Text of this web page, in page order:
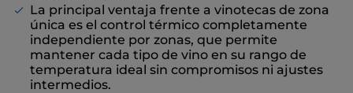
La principal ventaja frente a vinotecas de zona
única es el control térmico completamente
independiente por zonas, que permite
mantener cada tipo de vino en su rango de
temperatura ideal sin compromisos ni ajustes
intermedios.